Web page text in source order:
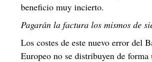
beneficio muy incierto.
Pagarán la factura los mismos de
Los costes de este nuevo error del
Europeo no se distribuyen de